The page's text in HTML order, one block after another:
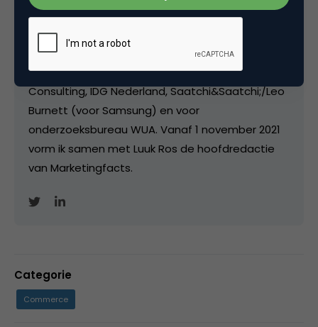
Van april 2007 tot juni 2011 was ik freelance
editor/ communitymanager / hoofdredacteur bij
Marketingfacts. Tussendoor werkte ik bij Insites
Consulting, IDG Nederland, Saatchi&Saatchi;/Leo
Burnett (voor Samsung) en voor
onderzoeksbureau WUA. Vanaf 1 november 2021
vorm ik samen met Luuk Ros de hoofdredactie
van Marketingfacts.
Categorie
Commerce